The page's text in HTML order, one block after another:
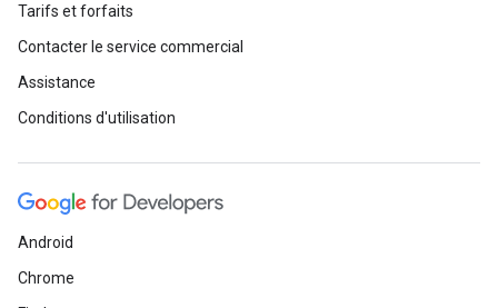
Tarifs et forfaits
Contacter le service commercial
Assistance
Conditions d'utilisation
Android
Chrome